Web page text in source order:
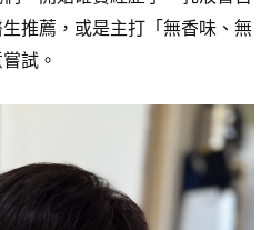
推薦，或是主打「無香味、無
試。